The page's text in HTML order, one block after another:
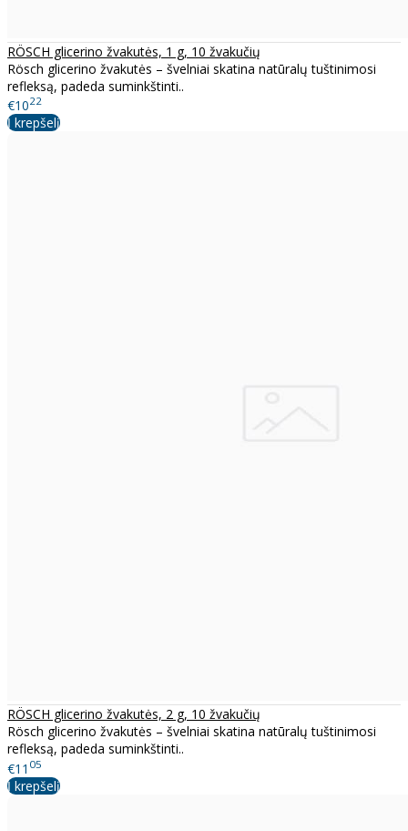
RÖSCH glicerino žvakutės, 1 g, 10 žvakučių
Rösch glicerino žvakutės – švelniai skatina natūralų tuštinimosi
refleksą, padeda suminkštinti..
€1022
Į krepšelį
RÖSCH glicerino žvakutės, 2 g, 10 žvakučių
Rösch glicerino žvakutės – švelniai skatina natūralų tuštinimosi
refleksą, padeda suminkštinti..
€11 05
Į krepšelį